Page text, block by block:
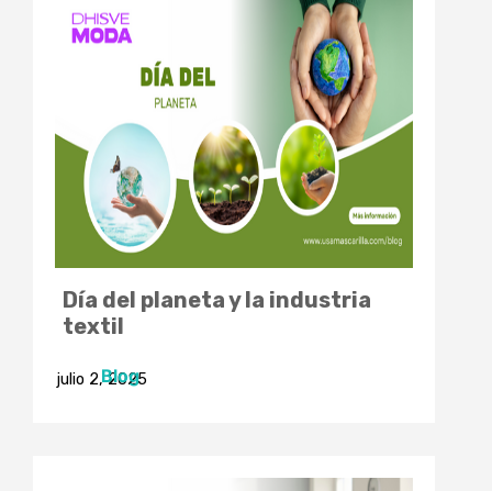
Día del planeta y la industria
textil
julio 2, 2025
Blog